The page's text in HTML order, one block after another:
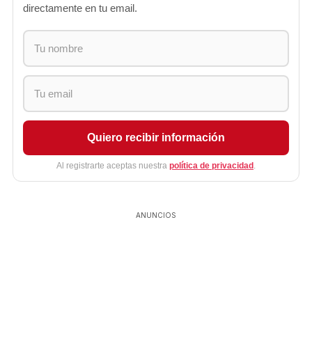
directamente en tu email.
Quiero recibir información
Al registrarte aceptas nuestra política de privacidad .
ANUNCIOS